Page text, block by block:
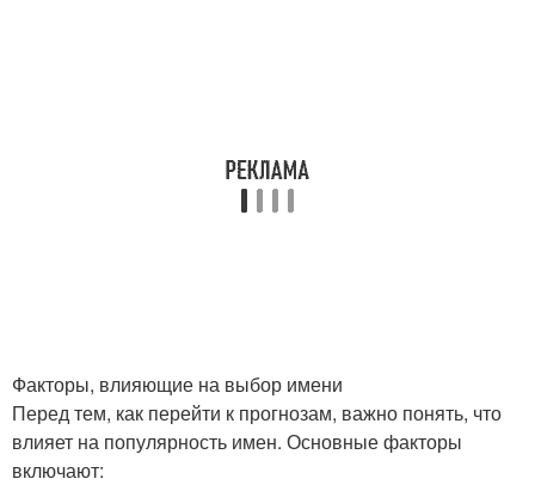
Факторы, влияющие на выбор имени
Перед тем, как перейти к прогнозам, важно понять, что
влияет на популярность имен. Основные факторы
включают: